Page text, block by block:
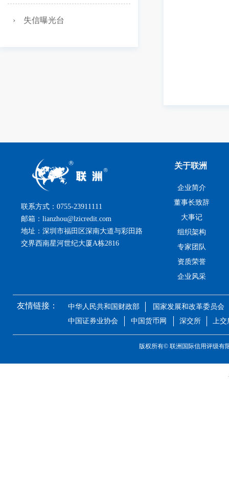
› 失信曝光台
中国货币网
中国证券业协会
国家发展和改革委员会
中华人民共和国财政部
友情链接：
深交所 上交
联系方式：0755-23911111
邮箱：lianzhou@lzicredit.com
地址：深圳市福田区深南大道与彩田路
交界西南星河世纪大厦A栋2816
关于联洲
企业简介
董事长致辞
大事记
组织架构
专家团队
资质荣誉
企业风采
版权所有© 联洲国际信用评级有